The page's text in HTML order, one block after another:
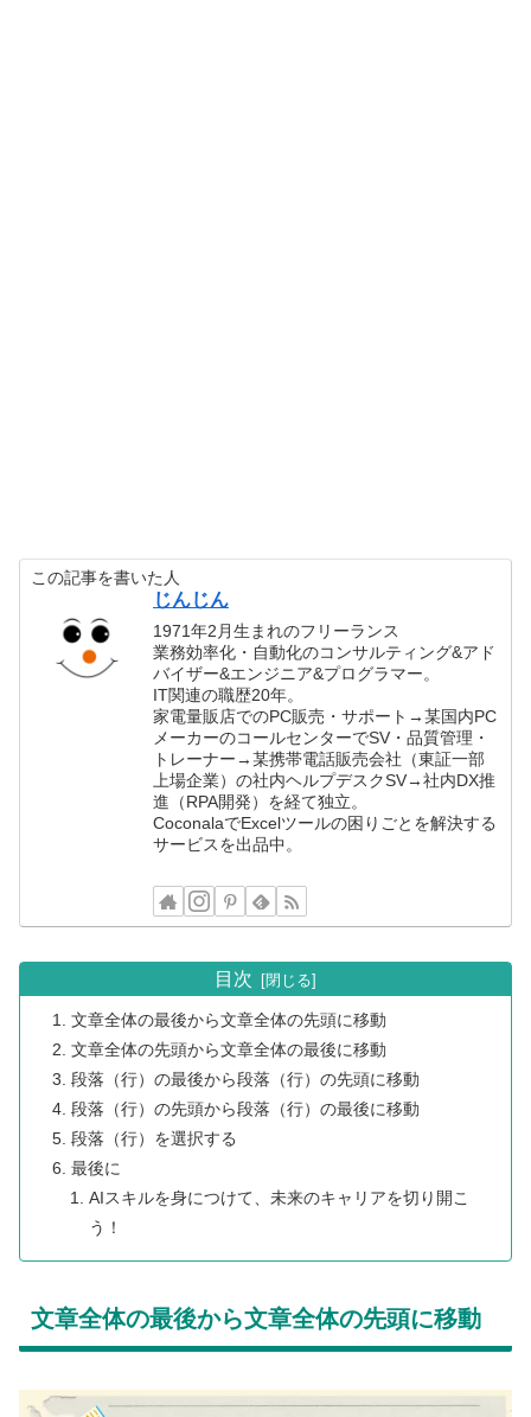
この記事を書いた人
じんじん
1971年2月生まれのフリーランス
業務効率化・自動化のコンサルティング&アド
バイザー&エンジニア&プログラマー。
IT関連の職歴20年。
家電量販店でのPC販売・サポート→某国内PC
メーカーのコールセンターでSV・品質管理・
トレーナー→某携帯電話販売会社（東証一部
上場企業）の社内ヘルプデスクSV→社内DX推
進（RPA開発）を経て独立。
CoconalaでExcelツールの困りごとを解決する
サービスを出品中。
目次
文章全体の最後から文章全体の先頭に移動
文章全体の先頭から文章全体の最後に移動
段落（行）の最後から段落（行）の先頭に移動
段落（行）の先頭から段落（行）の最後に移動
段落（行）を選択する
最後に
AIスキルを身につけて、未来のキャリアを切り開こ
う！
文章全体の最後から文章全体の先頭に移動